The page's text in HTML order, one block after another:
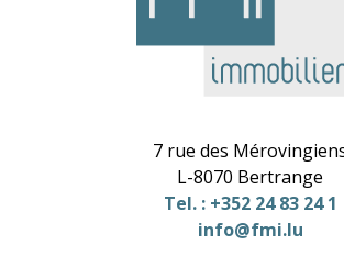
7 rue des
L-8070 Bertrange
Tel. : +352 24 83 24 1
info@fmi.lu